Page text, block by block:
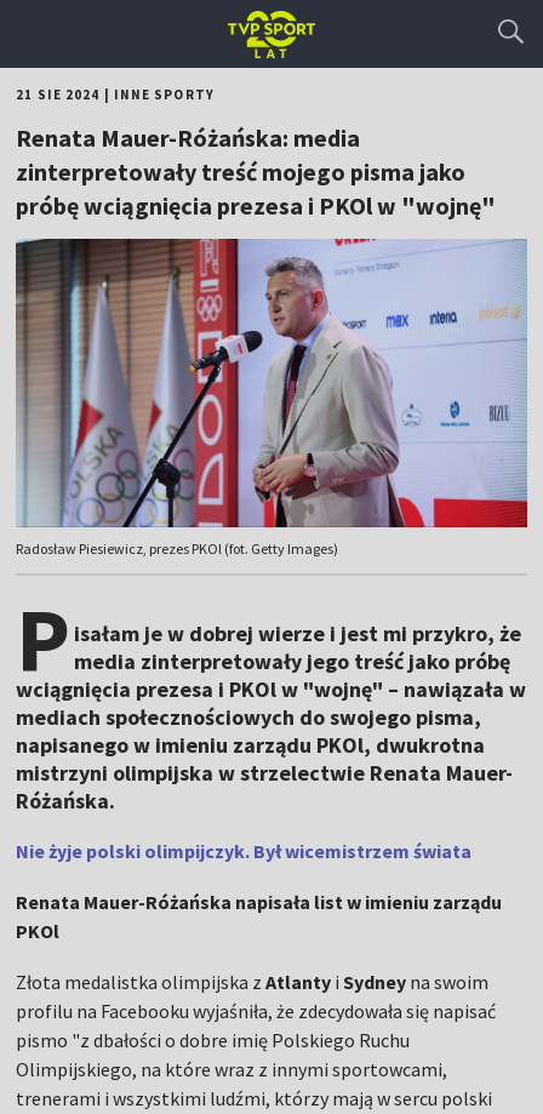
21 SIE 2024 INNE SPORTY
Renata Mauer-Różańska: media
zinterpretowały treść mojego pisma jako
próbę wciągnięcia prezesa i PKOl w "wojnę"
Radosław Piesiewicz, prezes PKOl (fot. Getty Images)
P isałam je w dobrej wierze i jest mi przykro, że
media zinterpretowały jego treść jako próbę
wciągnięcia prezesa i PKOl w "wojnę" – nawiązała w
mediach społecznościowych do swojego pisma,
napisanego w imieniu zarządu PKOl, dwukrotna
mistrzyni olimpijska w strzelectwie Renata Mauer-
Różańska.
Nie żyje polski olimpijczyk. Był wicemistrzem świata
Renata Mauer-Różańska napisała list w imieniu zarządu
PKOl
Złota medalistka olimpijska zAtlanty iSydney na swoim
profilu na Facebooku wyjaśniła, że zdecydowała się napisać
pismo "z dbałości o dobre imię Polskiego Ruchu
Olimpijskiego, na które wraz z innymi sportowcami,
trenerami i wszystkimi ludźmi, którzy mają w sercu polski